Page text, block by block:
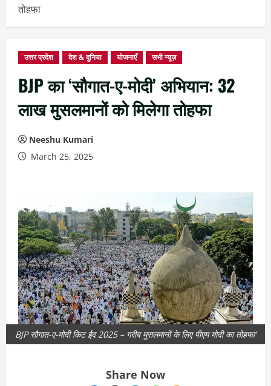
तोहफा
उत्तर प्रदेश देश & दुनिया योजनाएँ सभी न्यूज़
BJP का ‘सौगात-ए-मोदी’ अभियान: 32
लाख मुसलमानों को मिलेगा तोहफा
Neeshu Kumari
March 25, 2025
BJP सौगात-ए-मोदी किट ईद 2025 – गरीब मुसलमानों के लिए पीएम मोदी का तोहफा’
Share Now